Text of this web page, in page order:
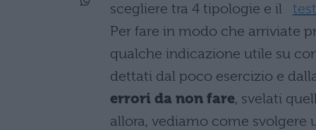
scegliere tra 4 tipologie e il
Per fare in modo che arriviate
qualche indicazione utile su
dettati dal poco esercizio e
errori da non fare, svelati
allora, vediamo come svolgere